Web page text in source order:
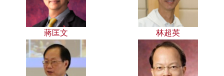
蔣匡文 林超英